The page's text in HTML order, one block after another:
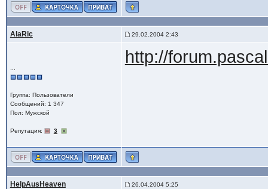
AlaRic 29.02.2004 2:43
Группа: Пользователи
Сообщений: 1 347
Пол: Мужской
Репутация: 3
http://
HelpAusHeaven 26.04.2004 5:25